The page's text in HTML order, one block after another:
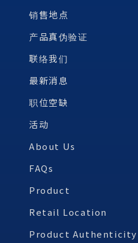
销售地点
产品真伪验证
联络我们
最新消息
职位空缺
活动
About Us
FAQs
Product
Retail Location
Product Authenticity